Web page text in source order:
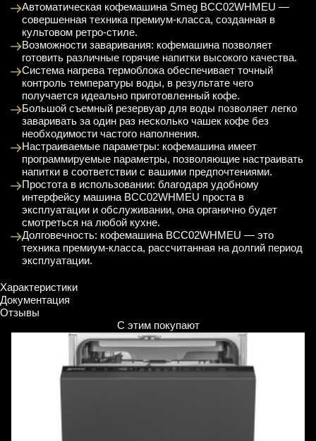
Автоматическая кофемашина Smeg BCC02WHMEU —
совершенная техника премиум-класса, созданная в
культовом ретро-стиле.
Возможности заваривания: кофемашина позволяет
готовить различные горячие напитки высокого качества.
Система нагрева термоблока обеспечивает точный
контроль температуры воды, в результате чего
получается идеально приготовленный кофе.
Большой съемный резервуар для воды позволяет легко
заваривать за один раз несколько чашек кофе без
необходимости частого наполнения.
Настраиваемые параметры: кофемашина имеет
программируемые параметры, позволяющие настраивать
напитки в соответствии с вашими предпочтениями.
Простота в использовании: благодаря удобному
интерфейсу машина BCC02WHMEU проста в
эксплуатации и обслуживании, она органично будет
смотреться на любой кухне.
Долговечность: кофемашина BCC02WHMEU — это
техника премиум-класса, рассчитанная на долгий период
эксплуатации.
Характеристики
Документация
Отзывы
С этим покупают